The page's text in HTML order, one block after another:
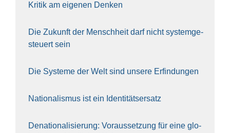
Kri­tik am eige­nen Den­ken
Die Zukunft der Mensch­heit darf nicht sys­tem­ge­
steu­ert sein
Die Sys­te­me der Welt sind unse­re Erfin­dun­gen
Natio­na­lis­mus ist ein Iden­ti­täts­er­satz
Dena­tio­na­li­sie­rung: Vor­aus­set­zung für eine glo­